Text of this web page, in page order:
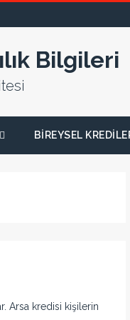
Bilgileri
BIREYSEL
Arsa kredisi kişilerin